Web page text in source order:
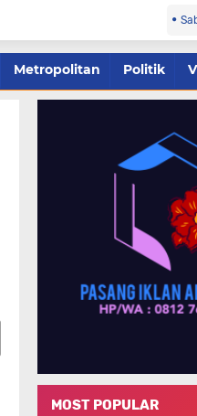
Metropolitan Politik
MOST POPULAR